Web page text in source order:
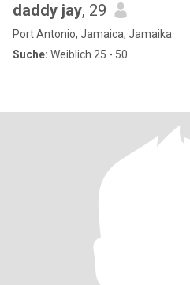
daddy jay, 29
Port Antonio, Jamaica, Jamaika
Suche: Weiblich 25 - 50